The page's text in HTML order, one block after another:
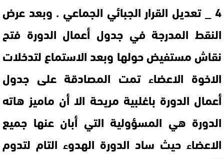
4 _ تعديل القرار الجبائي الجماعي . وبعد عرض
النقط المدرجة في جدول أعمال الدورة فتح
نقاش مستفيض حولها وبعد الاستماع لتدخلات
الاخوة الاعضاء تمت المصادقة على جدول
أعمال الدورة باغلبية مريحة الا أن ماميز هاته
الدورة هي المسؤولية التي أبان عنها جميع
الاعضاء حيث ساد الدورة الهدوء التام لتدوم